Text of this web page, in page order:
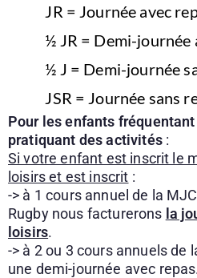
JR = Journée avec
½ JR = Demi-journée
½ J = Demi-journée
JSR = Journée sans
Pour les enfants
pratiquant des activités:
Si votre enfant est inscrit le
loisirs et est inscrit :
-> à 1 cours annuel de la
Rugby nous facturerons la
loisirs.
-> à 2 ou 3 cours annuels de
une demi-journée avec